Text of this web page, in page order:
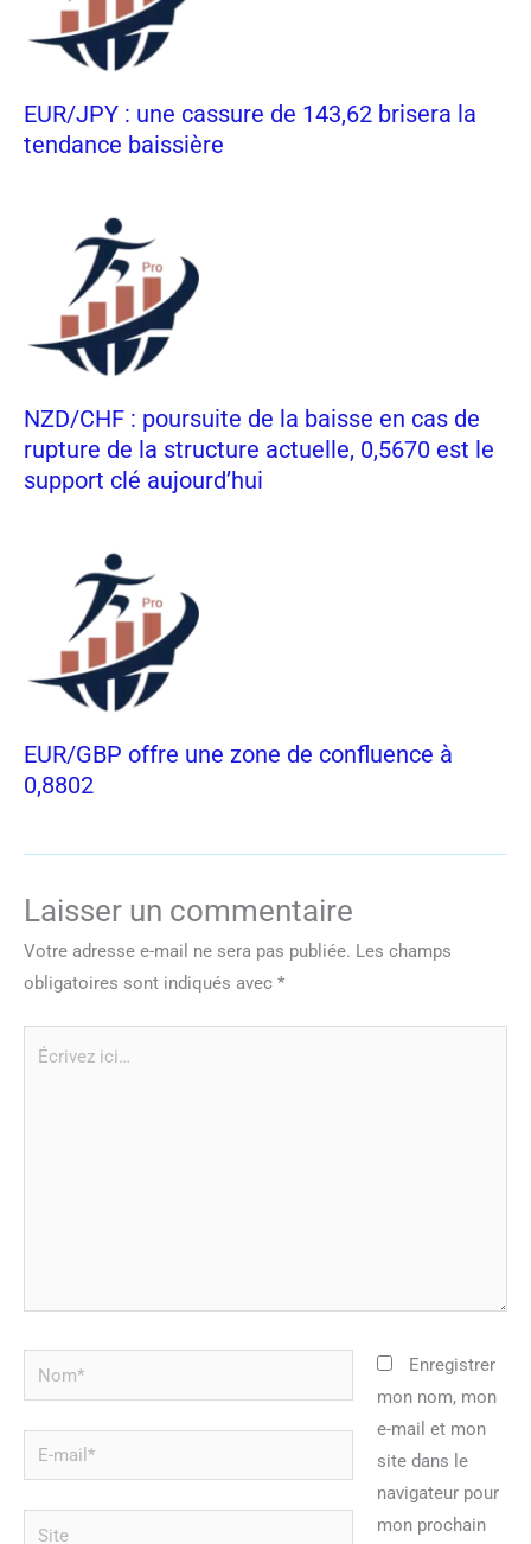
EUR/JPY : une cassure de 143,62 brisera la
tendance baissière
NZD/CHF : poursuite de la baisse en cas de
rupture de la structure actuelle, 0,5670 est le
support clé aujourd’hui
EUR/GBP offre une zone de confluence à
0,8802
Laisser un commentaire
Votre adresse e-mail ne sera pas publiée. Les champs
obligatoires sont indiqués avec *
Nom*
mail*
Site
Enregistrer
mon nom, mon
e-mail et mon
site dans le
navigateur pour
mon prochain